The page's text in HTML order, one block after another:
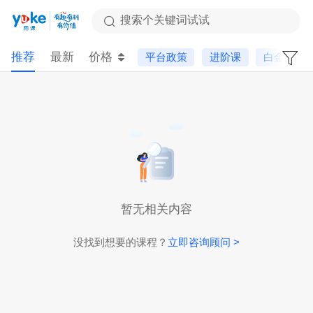
搜索个关键词试试
推荐 最新 价格 平台政策 进阶课 白金会员
暂无相关内容
没找到想要的课程？ 立即咨询顾问 >